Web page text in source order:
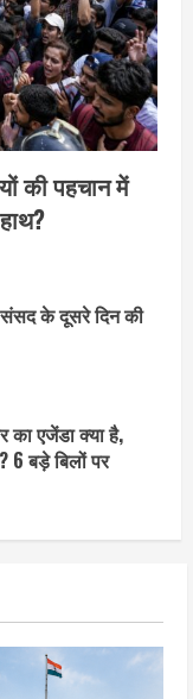
की पहचान में
के दूसरे दिन की
एजेंडा क्या है,
? 6 बड़े बिलों पर